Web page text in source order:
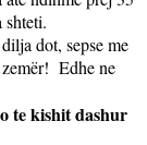
shteti.
dot, sepse me
Edhe ne
te kishit dashur